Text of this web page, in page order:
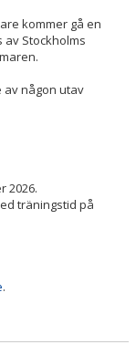
kommer gå en
Stockholms
av någon utav
2026.
träningstid på
.